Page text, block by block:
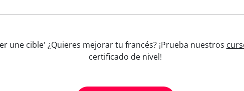
une cible' ¿Quieres mejorar tu francés? ¡Prueba nuestros
certificado de nivel!